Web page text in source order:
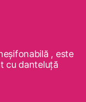
, este
cu danteluţă